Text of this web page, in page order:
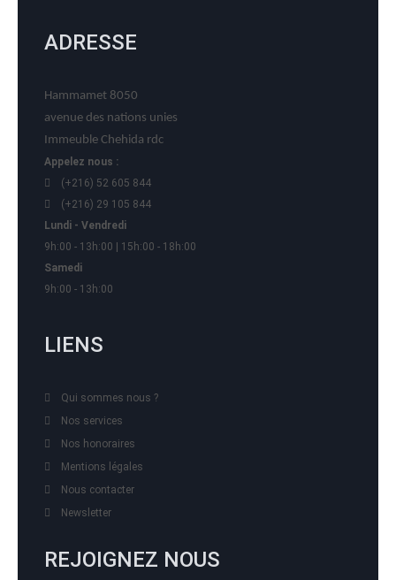
ADRESSE
Hammamet 8050
avenue des nations unies
Immeuble Chehida rdc
Appelez nous :
(+216) 52 605 844
(+216) 29 105 844
Lundi - Vendredi
9h:00 - 13h:00 | 15h:00 - 18h:00
Samedi
9h:00 - 13h:00
LIENS
Qui sommes nous ?
Nos services
Nos honoraires
Mentions légales
Nous contacter
Newsletter
REJOIGNEZ NOUS